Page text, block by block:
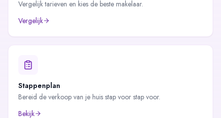
Vergelijk tarieven en kies de beste makelaar.
Vergelijk
Stappenplan
Bereid de verkoop van je huis stap voor stap voor.
Bekijk